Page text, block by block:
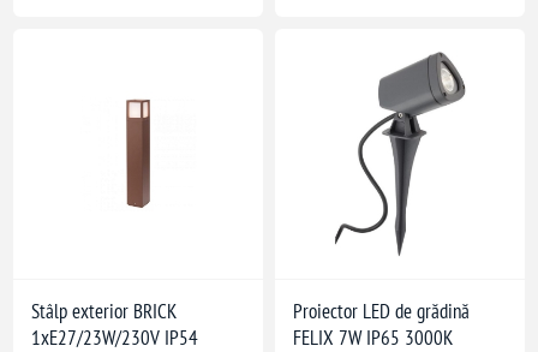
Stâlp exterior BRICK
1xE27/23W/230V IP54
Proiector LED de grădină
FELIX 7W IP65 3000K